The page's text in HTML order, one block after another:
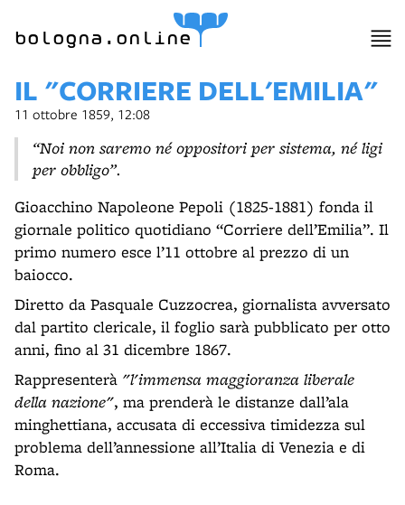
bologna.online
IL "CORRIERE DELL'EMILIA"
11 ottobre 1859, 12:08
“Noi non saremo né oppositori per sistema, né ligi
per obbligo”.
Gioacchino Napoleone Pepoli (1825-1881) fonda il
giornale politico quotidiano “Corriere dell’Emilia”. Il
primo numero esce l’11 ottobre al prezzo di un
baiocco.
Diretto da Pasquale Cuzzocrea, giornalista avversato
dal partito clericale, il foglio sarà pubblicato per otto
anni, fino al 31 dicembre 1867.
Rappresenterà "l'immensa maggioranza liberale
della nazione", ma prenderà le distanze dall’ala
minghettiana, accusata di eccessiva timidezza sul
problema dell’annessione all’Italia di Venezia e di
Roma.